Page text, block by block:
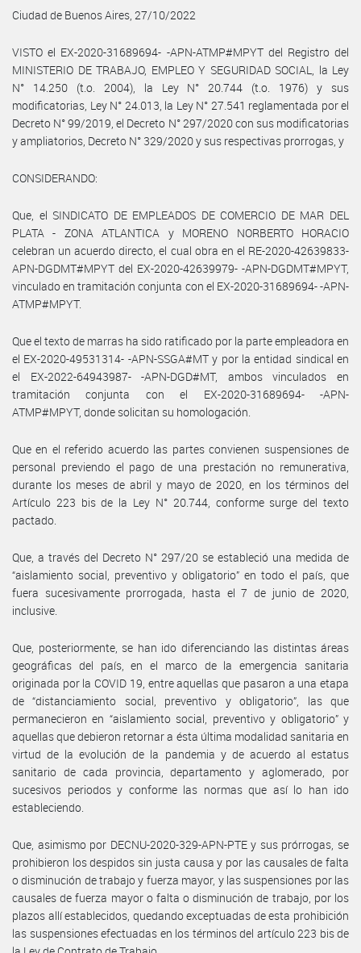
Ciudad de Buenos Aires, 27/10/2022
VISTO el EX-2020-31689694- -APN-ATMP#MPYT del Registro del
MINISTERIO DE TRABAJO, EMPLEO Y SEGURIDAD SOCIAL, la Ley
N° 14.250 (t.o. 2004), la Ley N° 20.744 (t.o. 1976) y sus
modificatorias, Ley N° 24.013, la Ley N° 27.541 reglamentada por el
Decreto N° 99/2019, el Decreto N° 297/2020 con sus modificatorias
y ampliatorios, Decreto N° 329/2020 y sus respectivas prorrogas, y
CONSIDERANDO:
Que, el SINDICATO DE EMPLEADOS DE COMERCIO DE MAR DEL
PLATA - ZONA ATLANTICA y MORENO NORBERTO HORACIO
celebran un acuerdo directo, el cual obra en el RE-2020-42639833-
APN-DGDMT#MPYT del EX-2020-42639979- -APN-DGDMT#MPYT,
vinculado en tramitación conjunta con el EX-2020-31689694- -APN-
ATMP#MPYT.
Que el texto de marras ha sido ratificado por la parte empleadora en
el EX-2020-49531314- -APN-SSGA#MT y por la entidad sindical en
el EX-2022-64943987- -APN-DGD#MT, ambos vinculados en
tramitación conjunta con el EX-2020-31689694- -APN-
ATMP#MPYT, donde solicitan su homologación.
Que en el referido acuerdo las partes convienen suspensiones de
personal previendo el pago de una prestación no remunerativa,
durante los meses de abril y mayo de 2020, en los términos del
Artículo 223 bis de la Ley N° 20.744, conforme surge del texto
pactado.
Que, a través del Decreto N° 297/20 se estableció una medida de
“aislamiento social, preventivo y obligatorio” en todo el país, que
fuera sucesivamente prorrogada, hasta el 7 de junio de 2020,
inclusive.
Que, posteriormente, se han ido diferenciando las distintas áreas
geográficas del país, en el marco de la emergencia sanitaria
originada por la COVID 19, entre aquellas que pasaron a una etapa
de “distanciamiento social, preventivo y obligatorio”, las que
permanecieron en “aislamiento social, preventivo y obligatorio” y
aquellas que debieron retornar a ésta última modalidad sanitaria en
virtud de la evolución de la pandemia y de acuerdo al estatus
sanitario de cada provincia, departamento y aglomerado, por
sucesivos periodos y conforme las normas que así lo han ido
estableciendo.
Que, asimismo por DECNU-2020-329-APN-PTE y sus prórrogas, se
prohibieron los despidos sin justa causa y por las causales de falta
o disminución de trabajo y fuerza mayor, y las suspensiones por las
causales de fuerza mayor o falta o disminución de trabajo, por los
plazos allí establecidos, quedando exceptuadas de esta prohibición
las suspensiones efectuadas en los términos del artículo 223 bis de